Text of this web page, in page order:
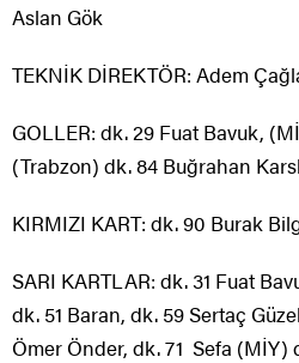
Aslan Gök
TEKNİK DİREKTÖR: Adem
GOLLER: dk. 29 Fuat Bavuk,
(Trabzon) dk. 84 Buğrahan
KIRMIZI KART: dk. 90 Burak
SARI KARTLAR: dk. 31 Fuat
dk. 51 Baran, dk. 59 Sertaç
Ömer Önder, dk. 71 Sefa (MİY)